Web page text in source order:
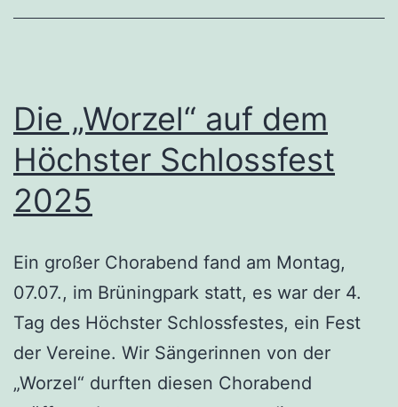
Die „Worzel“ auf dem
Höchster Schlossfest
2025
Ein großer Chorabend fand am Montag,
07.07., im Brüningpark statt, es war der 4.
Tag des Höchster Schlossfestes, ein Fest
der Vereine. Wir Sängerinnen von der
„Worzel“ durften diesen Chorabend